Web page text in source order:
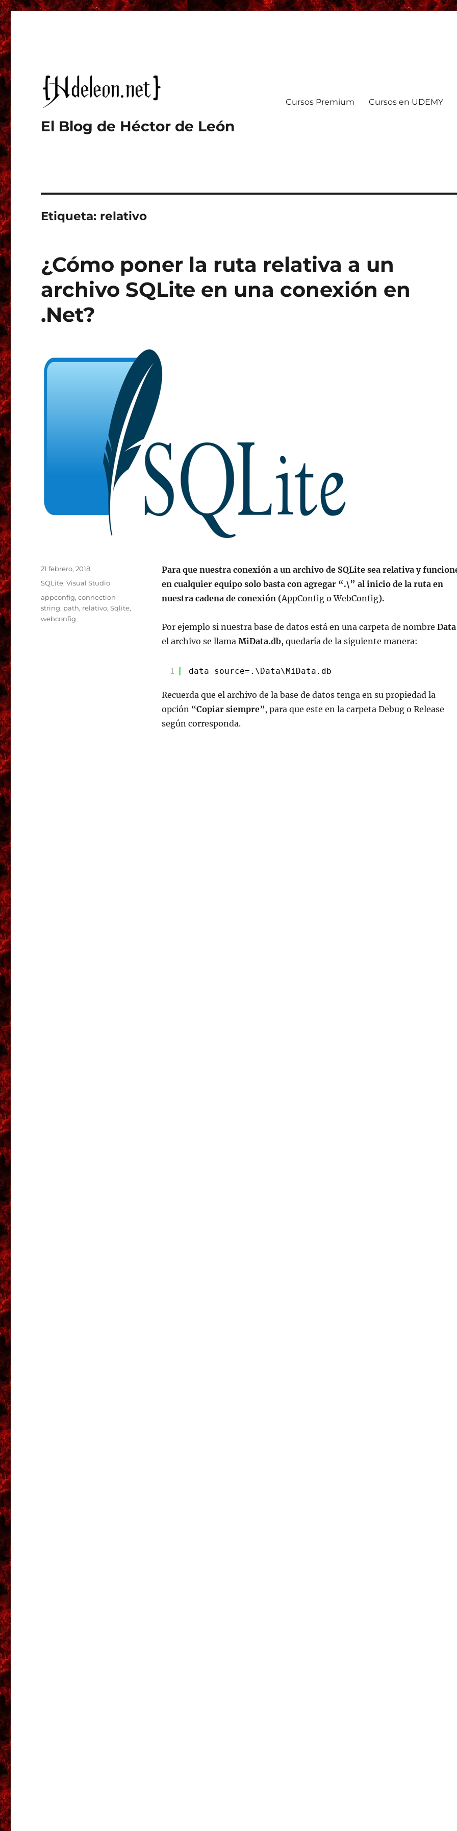
El Blog de Héctor de León
Cursos Premium Cursos en UDEMY
Etiqueta: relativo
¿Cómo poner la ruta relativa a un
archivo SQLite en una conexión en
.Net?
Para que nuestra conexión a un archivo de SQLite sea relativa y
en cualquier equipo solo basta con agregar “.\” al inicio de la ruta en
nuestra cadena de conexión (AppConfig o WebConfig).
Por ejemplo si nuestra base de datos está en una carpeta de nombre Data
el archivo se llama MiData.db, quedaría de la siguiente manera:
1 data source=.\Data\MiData.db
Recuerda que el archivo de la base de datos tenga en su propiedad la
opción “Copiar siempre”, para que este en la carpeta Debug o Release
según corresponda.
Publicado
21 febrero, 2018
Categorías
SQLite,Visual Studio
Etiquetas
appconfig,connection
string, path, relativo,Sqlite,
webconfig